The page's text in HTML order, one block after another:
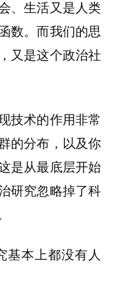
、生活又是人类
数。而我们的思
又是这个政治社
技术的作用非常
的分布，以及你
是从最底层开始
研究忽略掉了科
基本上都没有人